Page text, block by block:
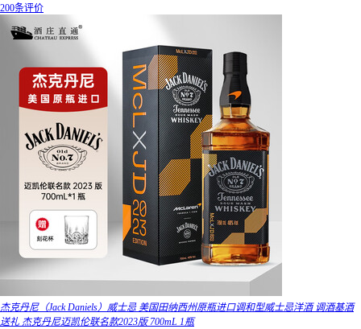
200条评价
杰克丹尼（Jack Daniels）威士忌 美国田纳西州原瓶进口调和型威士忌洋酒 调酒基酒
送礼 杰克丹尼迈凯伦联名款2023版 700mL 1瓶